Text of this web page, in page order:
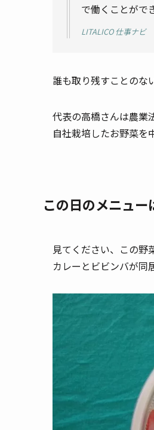
で働くことがで
LITALICO 仕事ナビ
誰も取り残すことのな
代表の高橋さんは農業
自社栽培したお野菜を
この日のメニュ
見てください、この野
カレーとビビンバが同